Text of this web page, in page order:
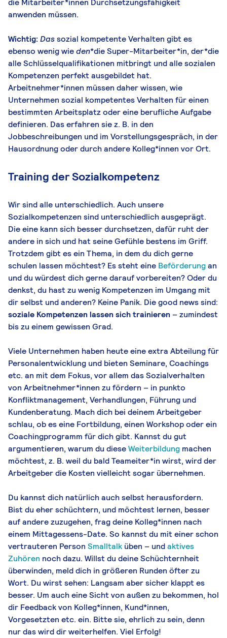
die Mitarbeiter*innen Durchsetzungsfähigkeit
anwenden müssen.
Wichtig: Dassozial kompetente Verhalten gibt es
ebenso wenig wieden*die Super-Mitarbeiter*in, der*die
alle Schlüsselqualifikationen mitbringt und alle sozialen
Kompetenzen perfekt ausgebildet hat.
Arbeitnehmer*innen müssen daher wissen, wie
Unternehmen sozial kompetentes Verhalten für einen
bestimmten Arbeitsplatz oder eine berufliche Aufgabe
definieren. Das erfahren sie z. B. in den
Jobbeschreibungen und im Vorstellungsgespräch, in der
Hausordnung oder durch andere Kolleg*innen vor Ort.
Training der Sozialkompetenz
Wir sind alle unterschiedlich. Auch unsere
Sozialkompetenzen sind unterschiedlich ausgeprägt.
Die eine kann sich besser durchsetzen, dafür ruht der
andere in sich und hat seine Gefühle bestens im Griff.
Trotzdem gibt es ein Thema, in dem du dich gerne
schulen lassen möchtest? Es steht eine Beförderungan
und du würdest dich gerne darauf vorbereiten? Oder du
denkst, du hast zu wenig Kompetenzen im Umgang mit
dir selbst und anderen? Keine Panik. Die good news sind:
soziale Kompetenzen lassen sich trainieren – zumindest
bis zu einem gewissen Grad.
Viele Unternehmen haben heute eine extra Abteilung für
Personalentwicklung und bieten Seminare, Coachings
etc. an mit dem Fokus, vor allem das Sozialverhalten
von Arbeitnehmer*innen zu fördern – in punkto
Konfliktmanagement, Verhandlungen, Führung und
Kundenberatung. Mach dich bei deinem Arbeitgeber
schlau, ob es eine Fortbildung, einen Workshop oder ein
Coachingprogramm für dich gibt. Kannst du gut
argumentieren, warum du dieseWeiterbildung machen
möchtest, z. B. weil du bald Teameiter*in wirst, wird der
Arbeitgeber die Kosten vielleicht sogar übernehmen.
Du kannst dich natürlich auch selbst herausfordern.
Bist du eher schüchtern, und möchtest lernen, besser
auf andere zuzugehen, frag deine Kolleg*innen nach
einem Mittagessens-Date. So kannst du mit einer schon
vertrauteren Person Smalltalk üben – undaktives
Zuhören noch dazu. Willst du deine Schüchternheit
überwinden, meld dich in größeren Runden öfter zu
Wort. Du wirst sehen: Langsam aber sicher klappt es
besser. Um auch eine Sicht von außen zu bekommen, hol
dir Feedback von Kolleg*innen, Kund*innen,
Vorgesetzten etc. ein. Bitte sie, ehrlich zu sein, denn
nur das wird dir weiterhelfen. Viel Erfolg!